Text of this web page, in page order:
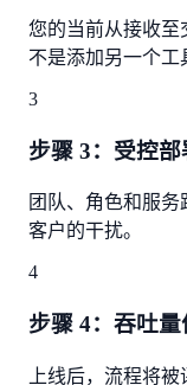
您的当前从接收至
不是添加另一个工
3
步骤 3：受控部
团队、角色和服
客户的干扰。
4
步骤 4：吞吐量
上线后，流程将